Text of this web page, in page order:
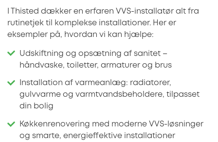
I Thisted dækker en erfaren VVS-installatør alt fra
rutinetjek til komplekse installationer. Her er
eksempler på, hvordan vi kan hjælpe:
Udskiftning og opsætning af sanitet –
håndvaske, toiletter, armaturer og brus
Installation af varmeanlæg: radiatorer,
gulvvarme og varmtvandsbeholdere, tilpasset
din bolig
Køkkenrenovering med moderne VVS-løsninger
og smarte, energieffektive installationer